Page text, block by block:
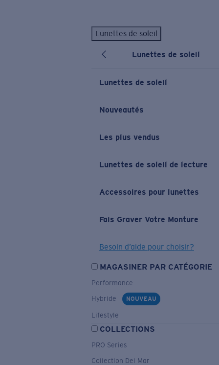
Lunettes de soleil
Lunettes de soleil
Lunettes de soleil
Nouveautés
Les plus vendus
Lunettes de soleil de lecture
Accessoires pour lunettes
Fais Graver Votre Monture
Besoin d’aide pour choisir?
MAGASINER PAR CATÉGORIE
Performance
Hybride
NOUVEAU
Lifestyle
COLLECTIONS
PRO Series
Collection Del Mar
LES PLUS RECHERCHÉS
Lunettes de soleil personnalisées Nouveau